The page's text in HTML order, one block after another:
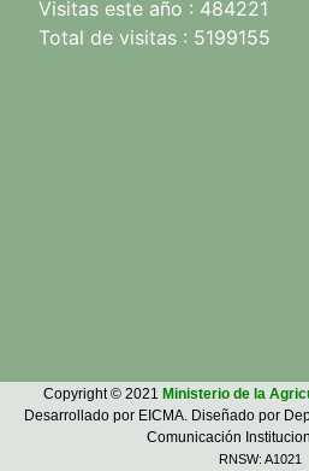
Visitas este año : 484221
Total de visitas : 5199155
Copyright © 2021 Ministerio de la
Desarrollado por EICMA. Diseñado por
Comunicación
RNSW: A1021